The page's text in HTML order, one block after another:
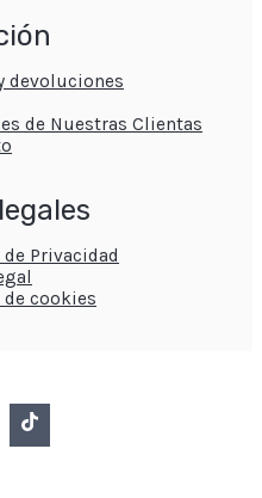
devoluciones
de Nuestras Clientas
Privacidad
cookies